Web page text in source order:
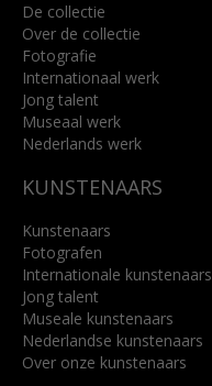
De collectie
Over de collectie
Fotografie
Internationaal werk
Jong talent
Museaal werk
Nederlands werk
KUNSTENAARS
Kunstenaars
Fotografen
Internationale kunstenaars
Jong talent
Museale kunstenaars
Nederlandse kunstenaars
Over onze kunstenaars